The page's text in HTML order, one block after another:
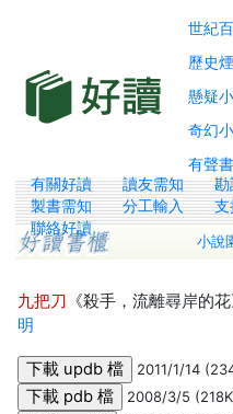
世紀
歷史
懸疑
奇幻
有聲
有關好讀 讀友需知
製書需知
分工輸入
聯絡好讀
小說
九把刀 《殺手，流離尋岸的花
明
2011/1/14
2008/3/5